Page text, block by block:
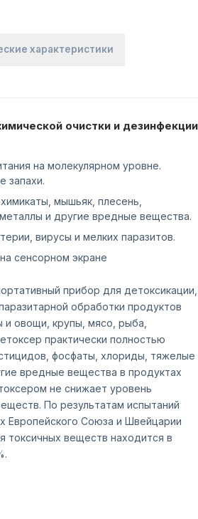
характеристики
очистки и дезинфекции
на молекулярном уровне.
запахи.
мышьяк, плесень,
и другие вредные вещества.
вирусы и мелких паразитов.
сенсорном экране
прибор для детоксикации,
обработки продуктов
и овощи, крупы, мясо, рыба,
практически полностью
фосфаты, хлориды, тяжелые
вредные вещества в продуктах
не снижает уровень
По результатам испытаний
Европейского Союза и Швейцарии
токсичных веществ находится в